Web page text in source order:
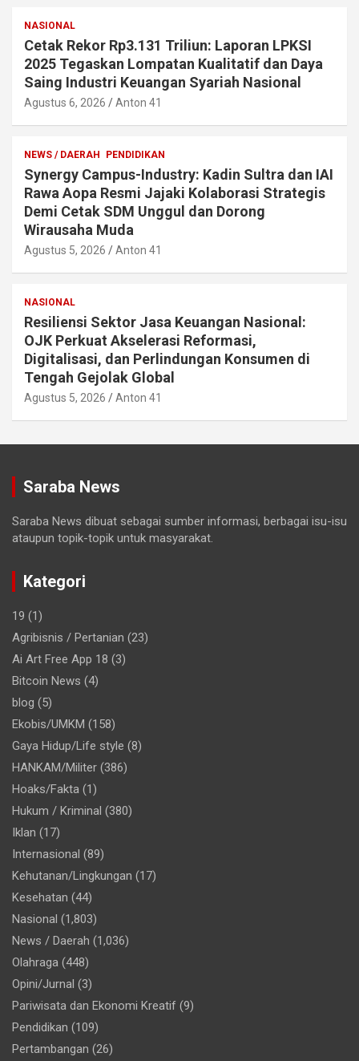
NASIONAL
Cetak Rekor Rp3.131 Triliun: Laporan LPKSI
2025 Tegaskan Lompatan Kualitatif dan Daya
Saing Industri Keuangan Syariah Nasional
Agustus 6, 2026 Anton 41
NEWS / DAERAH PENDIDIKAN
Synergy Campus-Industry: Kadin Sultra dan IAI
Rawa Aopa Resmi Jajaki Kolaborasi Strategis
Demi Cetak SDM Unggul dan Dorong
Wirausaha Muda
Agustus 5, 2026 Anton 41
NASIONAL
Resiliensi Sektor Jasa Keuangan Nasional:
OJK Perkuat Akselerasi Reformasi,
Digitalisasi, dan Perlindungan Konsumen di
Tengah Gejolak Global
Agustus 5, 2026 Anton 41
Saraba News
Saraba News dibuat sebagai sumber informasi, berbagai isu-isu
ataupun topik-topik untuk masyarakat.
Kategori
19 (1)
Agribisnis / Pertanian (23)
Ai Art Free App 18 (3)
Bitcoin News (4)
blog (5)
Ekobis/UMKM (158)
Gaya Hidup/Life style (8)
HANKAM/Militer (386)
Hoaks/Fakta (1)
Hukum / Kriminal (380)
Iklan (17)
Internasional (89)
Kehutanan/Lingkungan (17)
Kesehatan (44)
Nasional (1,803)
News / Daerah (1,036)
Olahraga (448)
Opini/Jurnal (3)
Pariwisata dan Ekonomi Kreatif (9)
Pendidikan (109)
Pertambangan (26)